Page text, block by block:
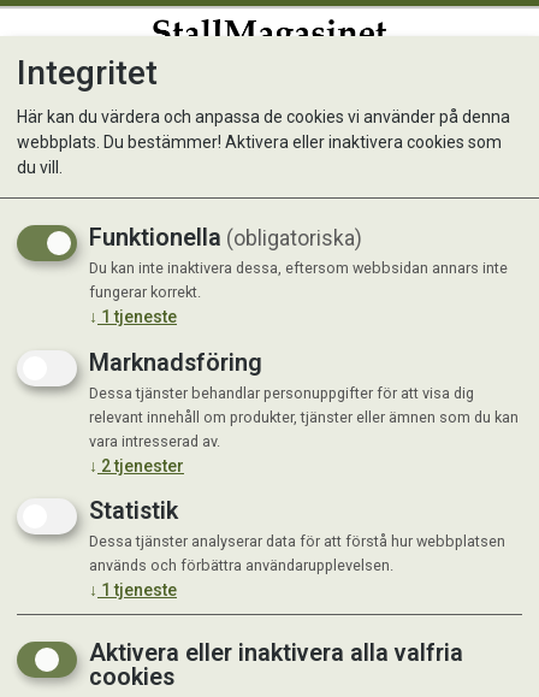
Morot, Sommar-, Nantaise 2
Integritet
Här kan du värdera och anpassa de cookies vi använder på denna
webbplats. Du bestämmer! Aktivera eller inaktivera cookies som
du vill.
Funktionella (obligatoriska)
Du kan inte inaktivera dessa, eftersom webbsidan annars inte
fungerar korrekt.
↓ 1 tjeneste
Marknadsföring
Dessa tjänster behandlar personuppgifter för att visa dig
relevant innehåll om produkter, tjänster eller ämnen som du kan
vara intresserad av.
↓ 2tjenester
Statistik
Dessa tjänster analyserar data för att förstå hur webbplatsen
används och förbättra användarupplevelsen.
↓ 1 tjeneste
Aktivera eller inaktivera alla valfria
cookies